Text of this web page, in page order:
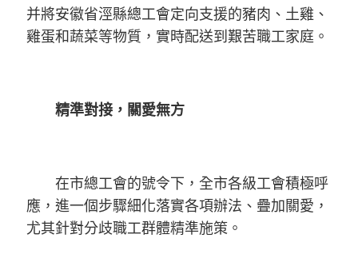
并將安徽省涇縣總工會定向支援的豬肉、土雞、
雞蛋和蔬菜等物質，實時配送到艱苦職工家庭。
精準對接，關愛無方
在市總工會的號令下，全市各級工會積極呼
應，進一個步驟細化落實各項辦法、疊加關愛，
尤其針對分歧職工群體精準施策。